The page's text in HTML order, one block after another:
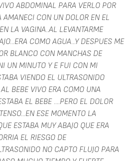
ABDOMINAL PARA VERLO POR
AMANECI CON UN DOLOR EN EL
LA VAGINA..AL LEVANTARME
COMO AGUA...Y DESPUES ME
BLANCO CON MANCHAS DE
UN MINUTO Y E FUI CON MI
VIENDO EL ULTRASONIDO
BEBE VIVO ERA COMO UNA
EL BEBE ....PERO EL DOLOR
ESE MOMENTO LA
ESTABA MUY ABAJO QUE ERA
EL RIESGO DE
NO CAPTO FLUJO PARA